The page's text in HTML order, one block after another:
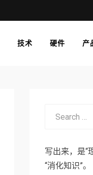
技术 硬件 产
写出来，是“
“消化知识”。